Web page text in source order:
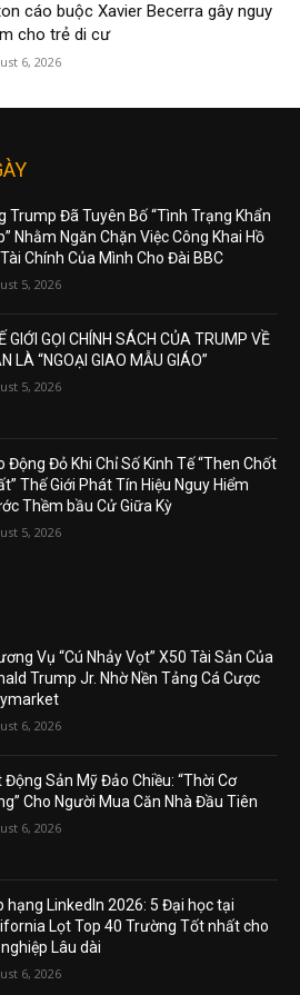
cáo buộc Xavier Becerra gây nguy
cho trẻ di cư
6, 2026
Trump Đã Tuyên Bố “Tình Trạng Khẩn
Nhằm Ngăn Chặn Việc Công Khai Hồ
Chính Của Mình Cho Đài BBC
5, 2026
GIỚI GỌI CHÍNH SÁCH CỦA TRUMP VỀ
LÀ “NGOẠI GIAO MẪU GIÁO”
5, 2026
Động Đỏ Khi Chỉ Số Kinh Tế “Then Chốt
Thế Giới Phát Tín Hiệu Nguy Hiểm
Thềm bầu Cử Giữa Kỳ
5, 2026
Vụ “Cú Nhảy Vọt” X50 Tài Sản Của
Trump Jr. Nhờ Nền Tảng Cá Cược
6, 2026
Động Sản Mỹ Đảo Chiều: “Thời Cơ
Cho Người Mua Căn Nhà Đầu Tiên
6, 2026
hạng LinkedIn 2026: 5 Đại học tại
Lọt Top 40 Trường Tốt nhất cho
Lâu dài
6, 2026